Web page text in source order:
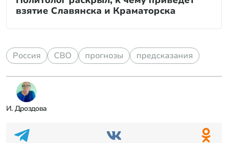
взятие Славянска и Краматорска
Россия СВО прогнозы предсказания
И. Дроздова